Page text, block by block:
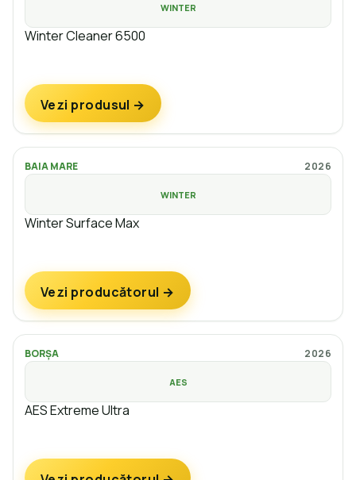
WINTER
Winter Cleaner 6500
Vezi produsul →
BAIA MARE 2026
WINTER
Winter Surface Max
Vezi producătorul →
BORȘA 2026
AES
AES Extreme Ultra